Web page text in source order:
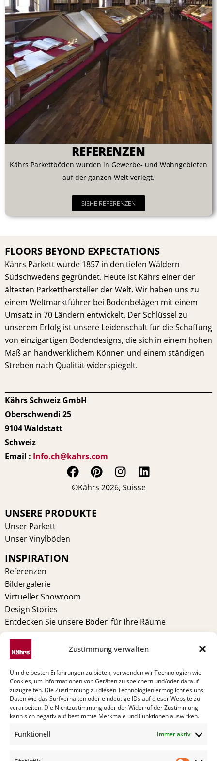
Zustimmung verwalten
Um die besten Erfahrungen zu bieten, verwenden wir Technologien wie
Cookies, um Informationen von Geräten zu speichern und/oder darauf
zuzugreifen. Die Zustimmung zu diesen Technologien ermöglicht es uns,
Daten wie das Surfverhalten oder eindeutige IDs auf dieser Website zu
verarbeiten. Die Nichtzustimmung oder der Widerruf der Zustimmung
kann sich negativ auf bestimmte Merkmale und Funktionen auswirken.
Funktionell Immer aktiv
REFERENZEN
Kährs Parkettböden wurden in Gewerbe- und Wohngebieten
auf der ganzen Welt verlegt.
SIEHE REFERENZEN
FLOORS BEYOND EXPECTATIONS
Kährs Parkett wurde 1857 in den tiefen Wäldern
Südschwedens gegründet. Heute ist Kährs einer der
ältesten Parketthersteller der Welt. Wir haben uns zu
einem Weltmarktführer bei Bodenbelägen mit einem
Umsatz in 70 Ländern entwickelt. Der Schlüssel zu
unserem Erfolg ist unsere Leidenschaft für die Schaffung
von einzigartigen Bodendesigns, die sich in einem hohen
Maß an handwerklichem Können und einem ständigen
Streben nach Qualität widerspiegelt.
Kährs Schweiz GmbH
Oberschwendi 25
9104 Waldstatt
Schweiz
Email : Info.ch@kahrs.com
F
a
e
P
i
t
I
n
L
i
©Kährs 2026, Suisse
UNSERE PRODUKTE
Unser Parkett
Unser Vinylböden
INSPIRATION
Referenzen
Bildergalerie
Virtueller Showroom
Design Stories
Entdecken Sie unsere Böden für Ihre Räume
RECHTLICHE HINWEISE
Warnung
Datenschutzerklärung (EU)
Allgemeine Bedingungen
Cookie Policy (EU)
Pflege